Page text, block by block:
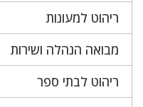
ריהוט למעונות
מבואה הנהלה ושירות
ריהוט לבתי ספר